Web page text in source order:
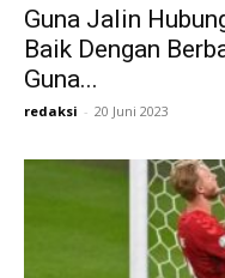
Guna Jalin
Baik Dengan
Guna...
redaksi - 20 Juni 2023